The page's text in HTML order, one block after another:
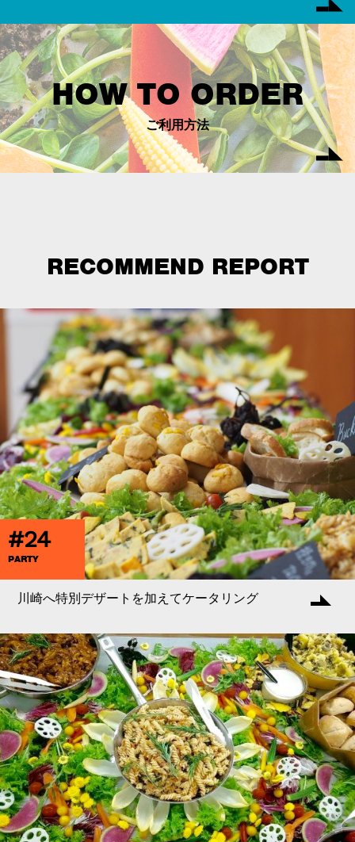
HOW TO ORDER
ご利用方法
RECOMMEND REPORT
#24
PARTY
川崎へ特別デザートを加えてケータリング